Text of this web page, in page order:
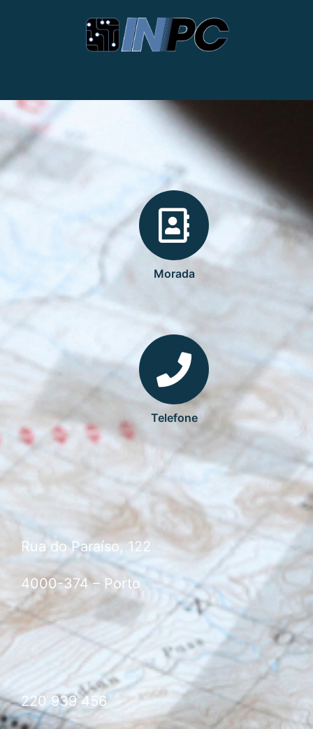
Morada
Telefone
Rua do Paraíso, 122
4000-374 – Porto
220 939 456